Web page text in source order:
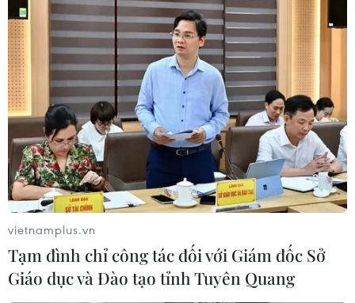
dịch, tạo tiền đề phát triển KT-XH
27/08/2021 13:07
Công tác phòng, chống dịch COVID-19 được tỉnh tập
trung chỉ đạo quyết liệt, chặt chẽ, kịp thời, cơ bản kiểm
soát được tình hình dịch bệnh, đảm bảo mục tiêu không
để dịch bùng phát trong cộng đồng.
vietnamplus.vn
Tạm đình chỉ công tác đối với Giám đốc Sở
Giáo dục và Đào tạo tỉnh Tuyên Quang